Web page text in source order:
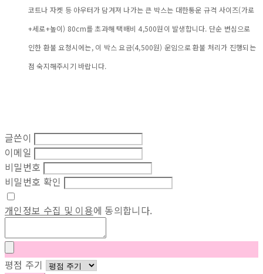
코트나 자켓 등 아우터가 담겨져 나가는 큰 박스는 대한통운 규격 사이즈(가로
+세로+높이) 80cm를 초과해 택배비 4,500원이 발생합니다. 단순 변심으로
인한 환불 요청시에는, 이 박스 요금(4,500원) 운임으로 환불 처리가 진행되는
점 숙지해주시기 바랍니다.
글쓴이
이메일
비밀번호
비밀번호 확인
개인정보 수집 및 이용에 동의합니다.
평점 주기